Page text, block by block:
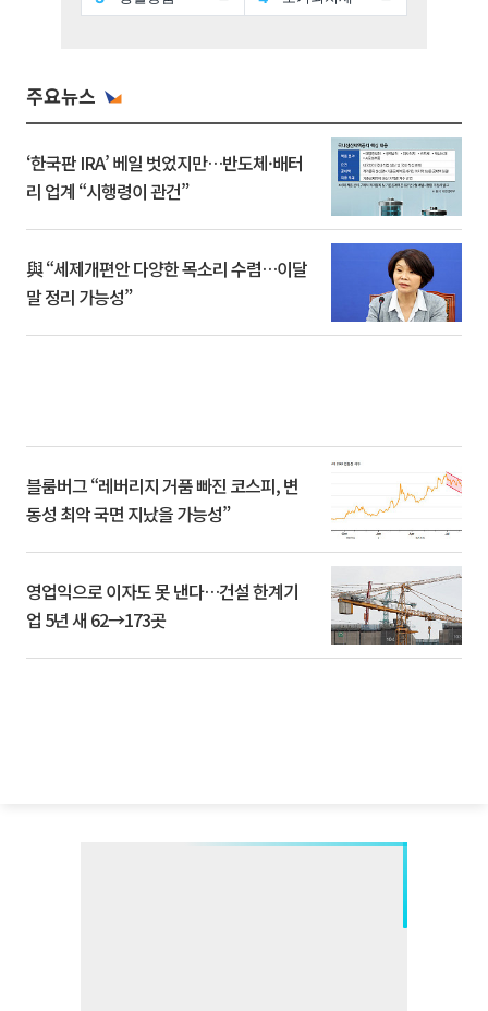
주요뉴스
‘한국판 IRA’ 베일 벗었지만…반도체·배터
리 업계 “시행령이 관건”
與 “세제개편안 다양한 목소리 수렴…이달
말 정리 가능성”
블룸버그 “레버리지 거품 빠진 코스피, 변
동성 최악 국면 지났을 가능성”
영업익으로 이자도 못 낸다…건설 한계기
업 5년 새 62→173곳